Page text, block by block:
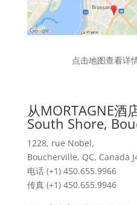
点击地图查看详
从MORTAGNE酒
South Shore,
1228, rue Nobel,
Boucherville, QC, Canada
电话 (+1) 450.655.9966
传真 (+1) 450.655.9946